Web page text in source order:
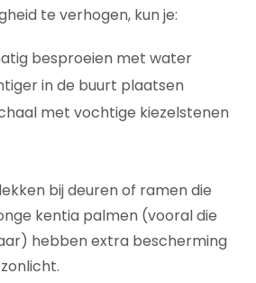
te verhogen, kun je:
besproeien met water
in de buurt plaatsen
met vochtige kiezelstenen
bij deuren of ramen die
kentia palmen (vooral die
hebben extra bescherming